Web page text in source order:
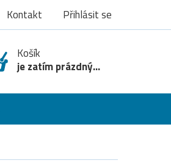
Kontakt Přihlásit se
Košík
je zatím prázdný...